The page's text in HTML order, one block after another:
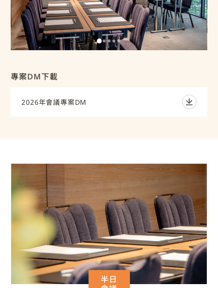
專案DM下載
2026年會議專案DM
半日